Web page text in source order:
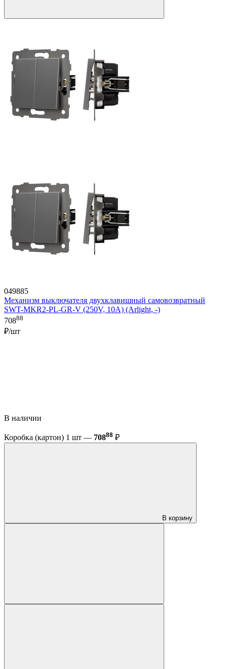
049885
Механизм выключателя двухклавишный самовозвратный
SWT-MKR2-PL-GR-V (250V, 10A) (Arlight, -)
70888
₽/шт
В наличии
Коробка (картон) 1 шт — 70888 ₽
В корзину